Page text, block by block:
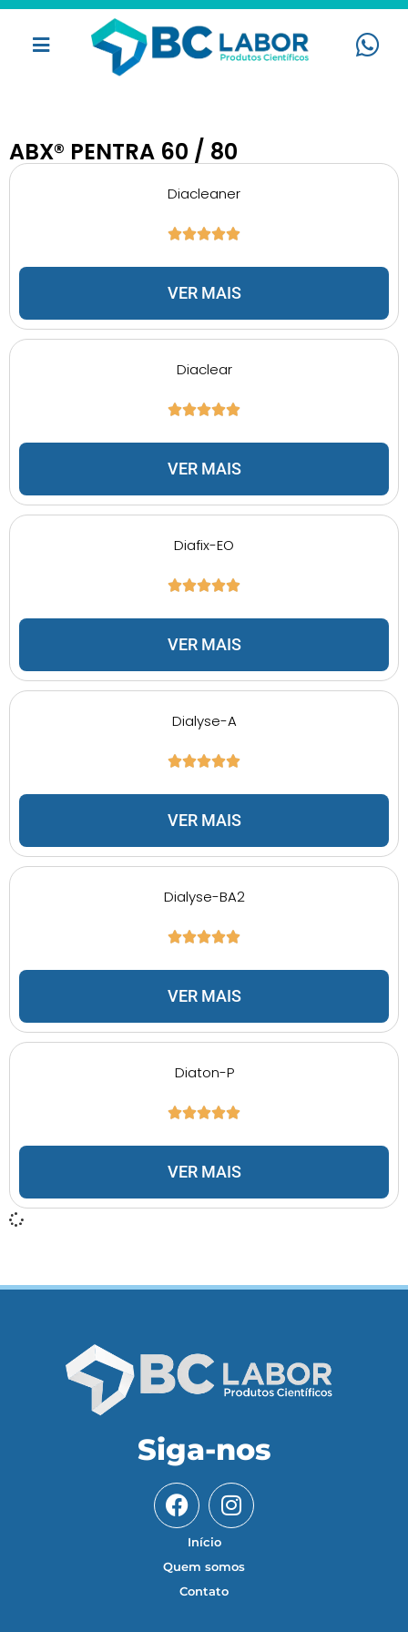
ABX® PENTRA 60 / 80
Diacleaner
VER MAIS
Diaclear
VER MAIS
Diafix-EO
VER MAIS
Dialyse-A
VER MAIS
Dialyse-BA2
VER MAIS
Diaton-P
VER MAIS
Siga-nos
Início
Quem somos
Contato